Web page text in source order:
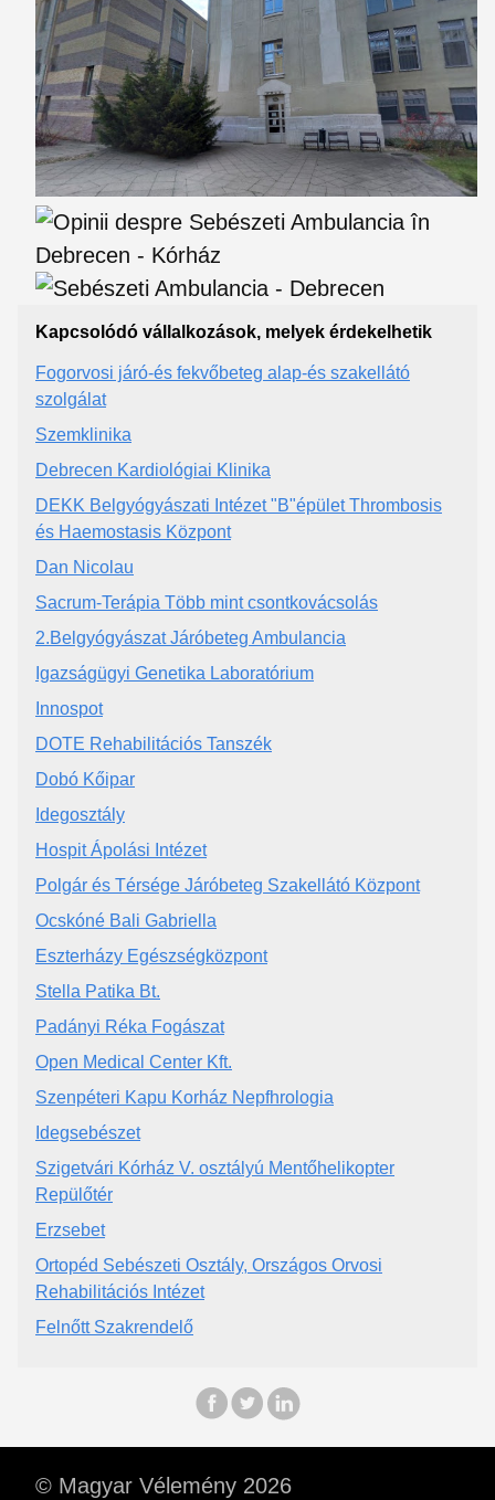
Kapcsolódó vállalkozások, melyek érdekelhetik
Fogorvosi járó-és fekvőbeteg alap-és szakellátó
szolgálat
Szemklinika
Debrecen Kardiológiai Klinika
DEKK Belgyógyászati Intézet "B"épület Thrombosis
és Haemostasis Központ
Dan Nicolau
Sacrum-Terápia Több mint csontkovácsolás
2.Belgyógyászat Járóbeteg Ambulancia
Igazságügyi Genetika Laboratórium
Innospot
DOTE Rehabilitációs Tanszék
Dobó Kőipar
Idegosztály
Hospit Ápolási Intézet
Polgár és Térsége Járóbeteg Szakellátó Központ
Ocskóné Bali Gabriella
Eszterházy Egészségközpont
Stella Patika Bt.
Padányi Réka Fogászat
Open Medical Center Kft.
Szenpéteri Kapu Korház Nepfhrologia
Idegsebészet
Szigetvári Kórház V. osztályú Mentőhelikopter
Repülőtér
Erzsebet
Ortopéd Sebészeti Osztály, Országos Orvosi
Rehabilitációs Intézet
Felnőtt Szakrendelő
© Magyar Vélemény 2026